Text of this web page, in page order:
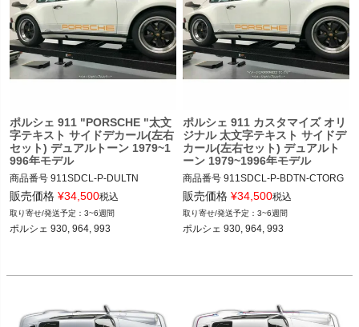
ポルシェ 911 "PORSCHE "太文
字テキスト サイドデカール(左右
セット) デュアルトーン 1979~1
996年モデル
商品番号 911SDCL-P-DULTN
911SDCL-PRSCH-BLDMNT-DULTN
12ADS"BOLD SIDE STRIPES IN TWO
COLORS CARRERA 1979-1996"
S IN TWO COLORS CARRERA 1979-
販売価格 ¥34,500税込
3~6週間
ポルシェ 930, 964, 993
ポルシェ 911 カスタマイズ オリ
ジナル 太文字テキスト サイドデ
カール(左右セット) デュアルト
ーン 1979~1996年モデル
商品番号 911SDCL-P-BDTN-CTORG
911SDCL-PRSCH-BLDDULTN-CSTM
ORG
12ADS SKU: 無
販売価格 ¥34,500税込
3~6週間
ポルシェ 930, 964, 993